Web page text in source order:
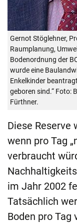
Gernot Stöglehner,
Raumplanung,
Bodenordnung der
wurde eine
Enkelkinder
geboren sind.“ Foto:
Fürthner.
Diese Reserve
wenn pro Tag
verbraucht
im Jahr 2002
Tatsächlich
Boden pro Tag